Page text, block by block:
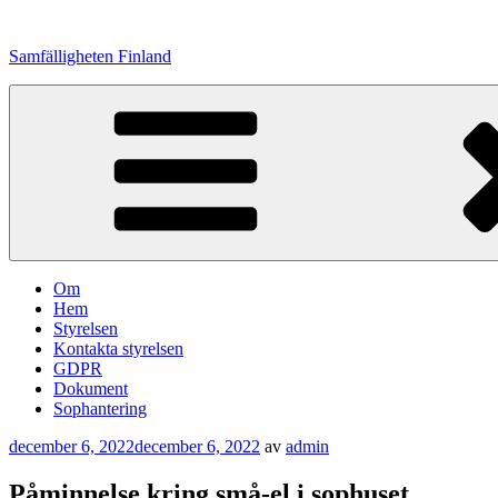
innehåll
Samfälligheten Finland
Om
Hem
Styrelsen
Kontakta styrelsen
GDPR
Dokument
Sophantering
Publicerat
december 6, 2022december 6, 2022 av admin